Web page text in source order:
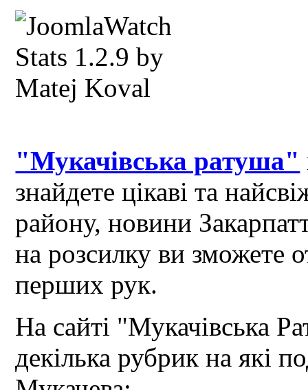
"Мукачівська ратуша"
знайдете цікаві та
району, новини
на розсилку ви зможете
перших рук.
На сайті "Мукачівська
декілька рубрик на які